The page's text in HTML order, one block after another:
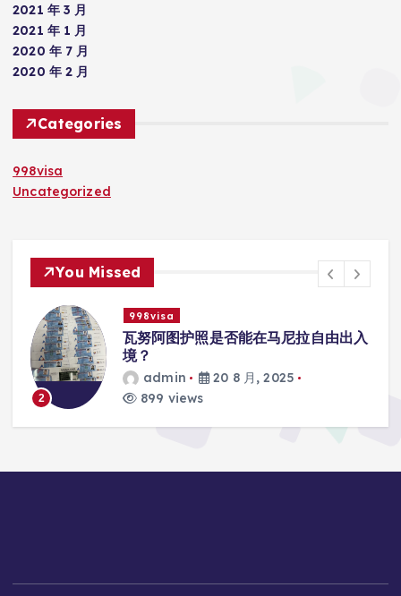
2021 年 3 月
2021 年 1 月
2020 年 7 月
2020 年 2 月
Categories
998visa
Uncategorized
You Missed
3
998visa
瓦努阿图护照是否能在马尼拉使用国际
学校的注册？
admin
20 8 月, 2025
815 views